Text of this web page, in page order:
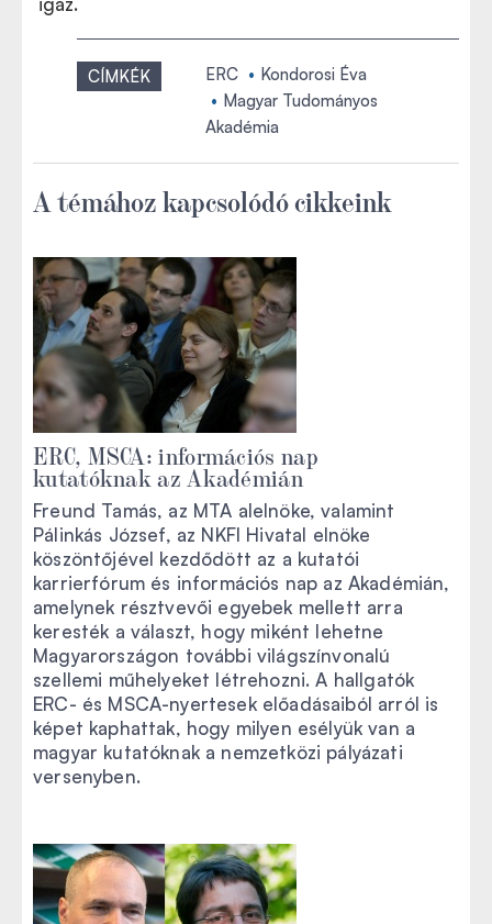
CÍMKÉK ERC
Kondorosi Éva
Magyar Tudományos
Akadémia
A témához kapcsolódó cikkeink
ERC, MSCA: információs nap
kutatóknak az Akadémián
Freund Tamás, az MTA alelnöke, valamint
Pálinkás József, az NKFI Hivatal elnöke
köszöntőjével kezdődött az a kutatói
karrierfórum és információs nap az Akadémián,
amelynek résztvevői egyebek mellett arra
keresték a választ, hogy miként lehetne
Magyarországon további világszínvonalú
szellemi műhelyeket létrehozni. A hallgatók
ERC- és MSCA-nyertesek előadásaiból arról is
képet kaphattak, hogy milyen esélyük van a
magyar kutatóknak a nemzetközi pályázati
versenyben.